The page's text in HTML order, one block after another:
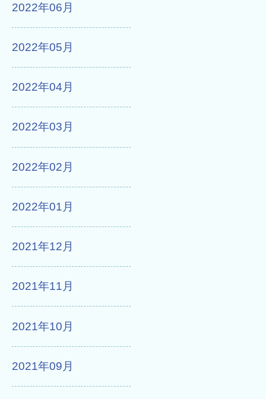
2022年06月
2022年05月
2022年04月
2022年03月
2022年02月
2022年01月
2021年12月
2021年11月
2021年10月
2021年09月